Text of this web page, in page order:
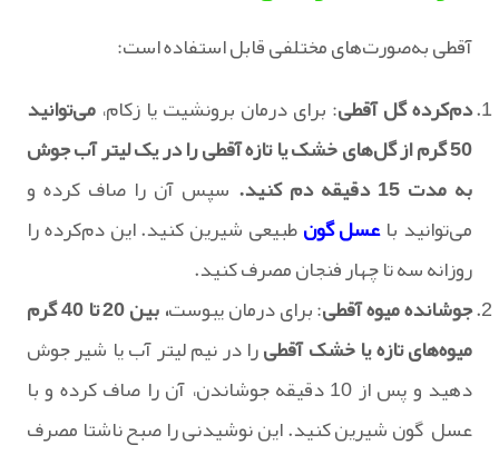
آقطی به‌صورت‌های مختلفی قابل استفاده است:
دم‌کرده گل آقطی: برای درمان برونشیت یا زکام،می‌توانید
50 گرم از گل‌های خشک یا تازه آقطی را در یک لیتر آب جوش
به مدت 15 دقیقه دم کنید.
سپس آن را صاف کرده و
می‌توانید باعسل گونطبیعی شیرین کنید. این دم‌کرده را
روزانه سه تا چهار فنجان مصرف کنید.
جوشانده میوه آقطی: برای درمان یبوست
، بین 20 تا 40 گرم
میوه‌های تازه یا خشک آقطیرا در نیم لیتر آب یا شیر جوش
دهید و پس از 10 دقیقه جوشاندن، آن را صاف کرده و با
عسل گون شیرین کنید. این نوشیدنی را صبح ناشتا مصرف